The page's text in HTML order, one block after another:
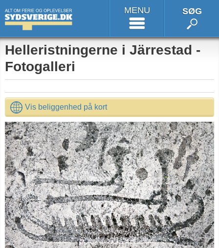
MENU SØG
Helleristningerne i Järrestad -
Fotogalleri
Vis beliggenhed på kort